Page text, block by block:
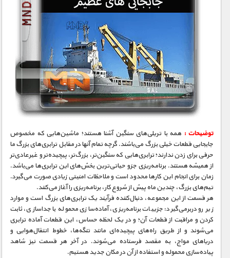
مسابقات / ورزشی
مستند های اختصاصی
توضیحات : همه با تریلی‌های سنگین آشنا هستند؛ ماشین‌هایی که مخصوص
جابجایی قطعات خیلی بزرگ می‌باشند. گرچه تمام آنها در مقابل ترابری‌های بزرگ ما
حرفی برای زدن ندارند؛ ترابری‌هایی که سنگین‌تر، بزرگ‌تر، پیچیده‌تر و غیرعادی‌تر
از همیشه هستند. برنامه‌ریزی جزو حیاتی‌ترین بخش‌های این ترابری‌ها می‌باشد.
زمان برای انجام این کارها محدود است و ملاحظات امنیتی زیادی صورت می‌گیرد.
تیم‌های بزرگ، چندین ماه پیش از شروع کار، برنامه‌ریزی را آغاز می‌کنند.
هر قسمت از این مجموعه، دنبال‌کننده فرآیند یک ترابری‌های بزرگ است و موارد
زیر رو دربرمی‌گیرد: جزییات برنامه‌ریزی، آماده‌سازی محموله با جداسازی، ثابت
کردن و مراقبت از قطعات آن؛ و در یک لحظه حساس، این قطعات آماده ترابری
می‌شوند و از طریق راه‌های پیچیده‌ای مانند تنگه‌ها، خطوط انتقال‌هوایی و
دریاهای مواج، به مقصد فرستاده می‌شوند. در آخر هر قسمت نیز شاهد
پیاده‌سازی محموله و استفاده از آن در مکان جدید هستیم.